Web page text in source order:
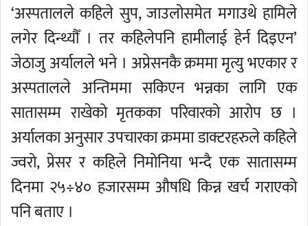
‘अस्पतालले कहिले सुप, जाउलोसमेत मगाउथे हामिले
लगेर दिन्थ्यौँ । तर कहिलेपनि हामीलाई हेर्न दिइएन’
जेठाजु अर्यालले भने । अप्रेसनकै क्रममा मृत्यु भएकार र
अस्पतालले अन्तिममा सकिएन भन्नका लागि एक
सातासम्म राखेको मृतकका परिवारको आरोप छ ।
अर्यालका अनुसार उपचारका क्रममा डाक्टरहरुले कहिले
ज्वरो, प्रेसर र कहिले निमोनिया भन्दै एक सातासम्म
दिनमा २५÷४० हजारसम्म औषधि किन्न खर्च गराएको
पनि बताए ।